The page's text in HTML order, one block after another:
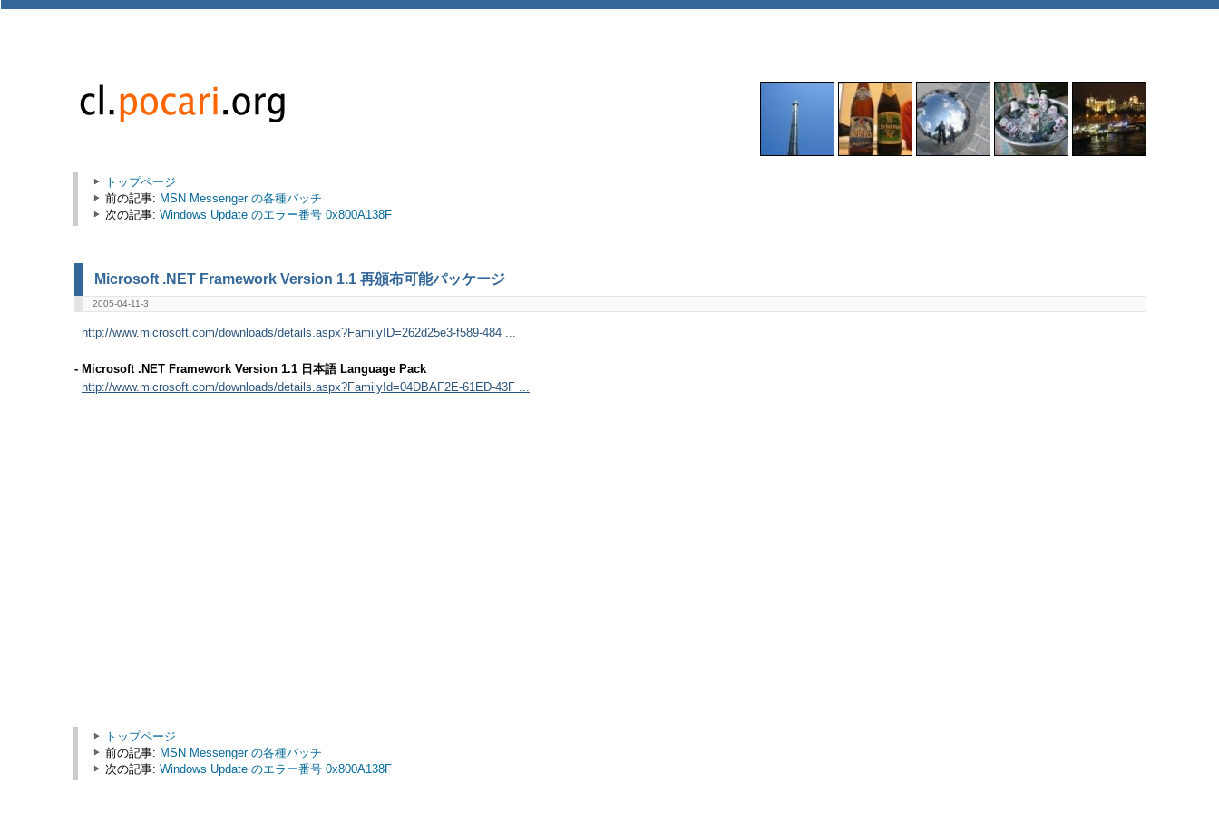
トップページ
前の記事: MSN Messenger の各種パッチ
次の記事: Windows Update のエラー番号 0x800A138F
Microsoft .NET Framework Version 1.1 再頒布可能パッケージ
2005-04-11-3
http://www.microsoft.com/downloads/details.aspx?FamilyID=262d25e3-f589-484 ...
- Microsoft .NET Framework Version 1.1 日本語 Language Pack
http://www.microsoft.com/downloads/details.aspx?FamilyId=04DBAF2E-61ED-43F ...
トップページ
前の記事: MSN Messenger の各種パッチ
次の記事: Windows Update のエラー番号 0x800A138F